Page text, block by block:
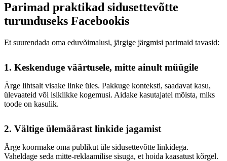
Parimad praktikad sidusettevõtte
turunduseks Facebookis
Et suurendada oma eduvõimalusi, järgige järgmisi parimaid tavasid:
1. Keskenduge väärtusele, mitte ainult müügile
Ärge lihtsalt visake linke üles. Pakkuge konteksti, saadavat kasu,
ülevaateid või isiklikke kogemusi. Aidake kasutajatel mõista, miks
toode on kasulik.
2. Vältige ülemäärast linkide jagamist
Ärge koormake oma publikut üle sidusettevõtte linkidega.
Vaheldage seda mitte-reklaamilise sisuga, et hoida kaasatust kõrgel.